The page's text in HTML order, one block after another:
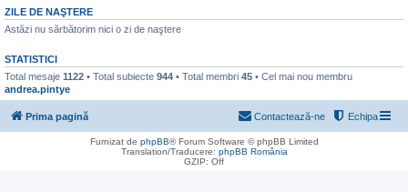
ZILE DE NAŞTERE
Astăzi nu sărbătorim nici o zi de naştere
STATISTICI
Total mesaje 1122 • Total subiecte 944 • Total membri 45 • Cel mai nou membru
andrea.pintye
Prima pagină Echipa
Contactează-ne
Furnizat de phpBB® Forum Software © phpBB Limited
Translation/Traducere: phpBB România
GZIP: Off